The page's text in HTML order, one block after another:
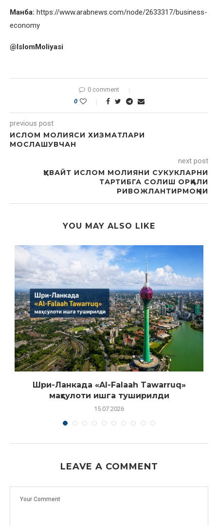
Манба: https://www.arabnews.com/node/2633317/business-
economy
@IslomMoliyasi
0 comment
0
previous post
ИСЛОМ МОЛИЯСИ ХИЗМАТЛАРИ
МОСЛАШУВЧАН
next post
ҚУВАЙТ ИСЛОМ МОЛИЯНИ СУКУКЛАРНИ
ТАРТИБГА СОЛИШ ОРҚАЛИ
РИВОЖЛАНТИРМОҚЧИ
YOU MAY ALSO LIKE
Шри-Ланкада «Al-Falaah Tawarruq»
маҳсулоти ишга туширилди
15.07.2026
LEAVE A COMMENT